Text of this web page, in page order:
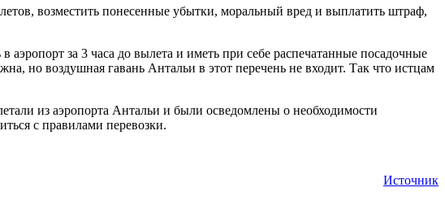
возместить понесенные убытки, моральный вред и выплатить штраф,
за 3 часа до вылета и иметь при себе распечатанные посадочные
но воздушная гавань Антальи в этот перечень не входит. Так что истцам
из аэропорта Антальи и были осведомлены о необходимости
с правилами перевозки.
Источник